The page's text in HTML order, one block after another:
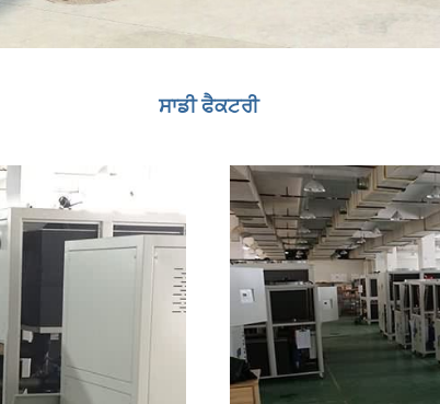
ਸਾਡੀ ਫੈਕਟਰੀ